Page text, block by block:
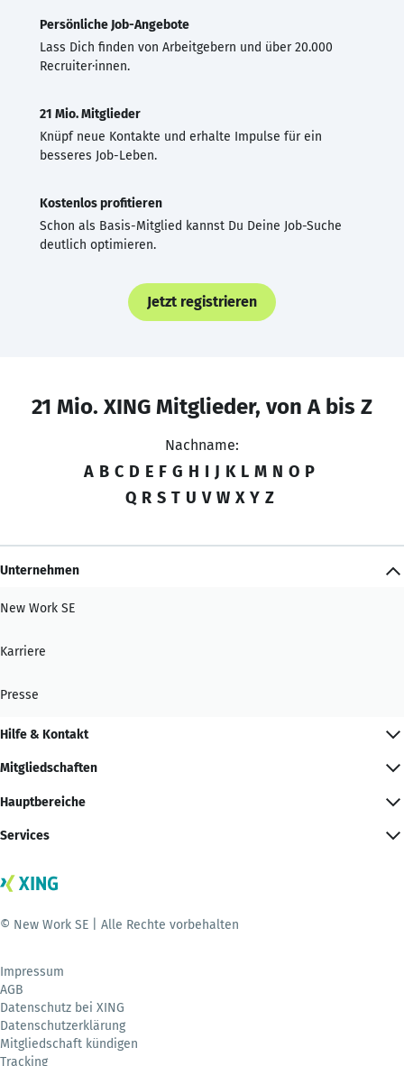
Persönliche Job-Angebote
Lass Dich finden von Arbeitgebern und über 20.000
Recruiter·innen.
21 Mio. Mitglieder
Knüpf neue Kontakte und erhalte Impulse für ein
besseres Job-Leben.
Kostenlos profitieren
Schon als Basis-Mitglied kannst Du Deine Job-Suche
deutlich optimieren.
Jetzt registrieren
21 Mio. XING Mitglieder, von A bis Z
Nachname:
A B C D E F G H I J K L M N O P
Q R S T U V W X Y Z
Unternehmen
New Work SE
Karriere
Presse
Hilfe & Kontakt
Mitgliedschaften
Hauptbereiche
Services
© New Work SE | Alle Rechte vorbehalten
Impressum
AGB
Datenschutz bei XING
Datenschutzerklärung
Mitgliedschaft kündigen
Tracking